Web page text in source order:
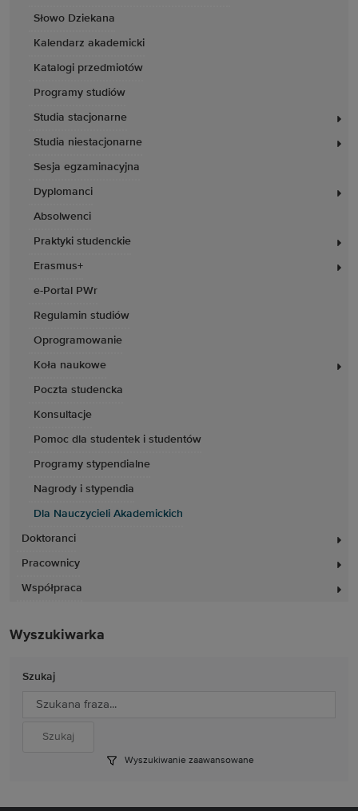
Słowo Dziekana
Kalendarz akademicki
Katalogi przedmiotów
Programy studiów
Studia stacjonarne
Studia niestacjonarne
Sesja egzaminacyjna
Dyplomanci
Absolwenci
Praktyki studenckie
Erasmus+
e-Portal PWr
Regulamin studiów
Oprogramowanie
Koła naukowe
Poczta studencka
Konsultacje
Pomoc dla studentek i studentów
Programy stypendialne
Nagrody i stypendia
Dla Nauczycieli Akademickich
Doktoranci
Pracownicy
Współpraca
Wyszukiwarka
Szukaj
Wyszukiwanie zaawansowane